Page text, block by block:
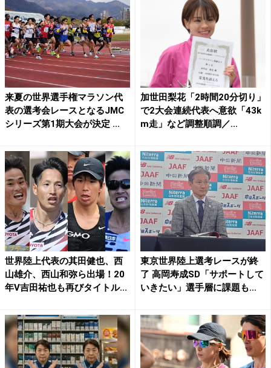
来夏の世界選手権マラソン代
表の選考会レースとなるJMC
シリーズ第1期大会が決定 ...
加世田梨花「2時間20分切り」
で2大会連続代表へ意欲「43k
m走」など調整順調／...
世界陸上代表の其田健也、西
山雄介、西山和弥ら出場！20
年V吉田祐也も再びタイトル...
東京世界陸上選考レースが終
了 高岡寿成SD「サポートして
いきたい」選手層に課題も...